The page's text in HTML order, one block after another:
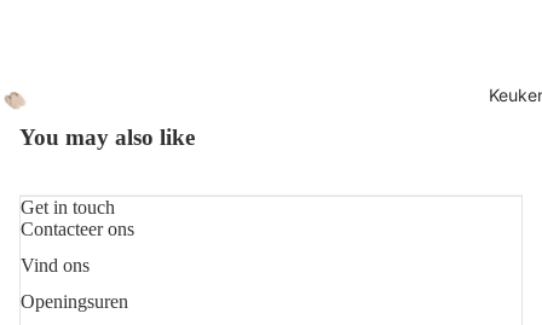
You may also like
Get in touch
Contacteer ons
Vind ons
OpeningsurenPrivacybeleid